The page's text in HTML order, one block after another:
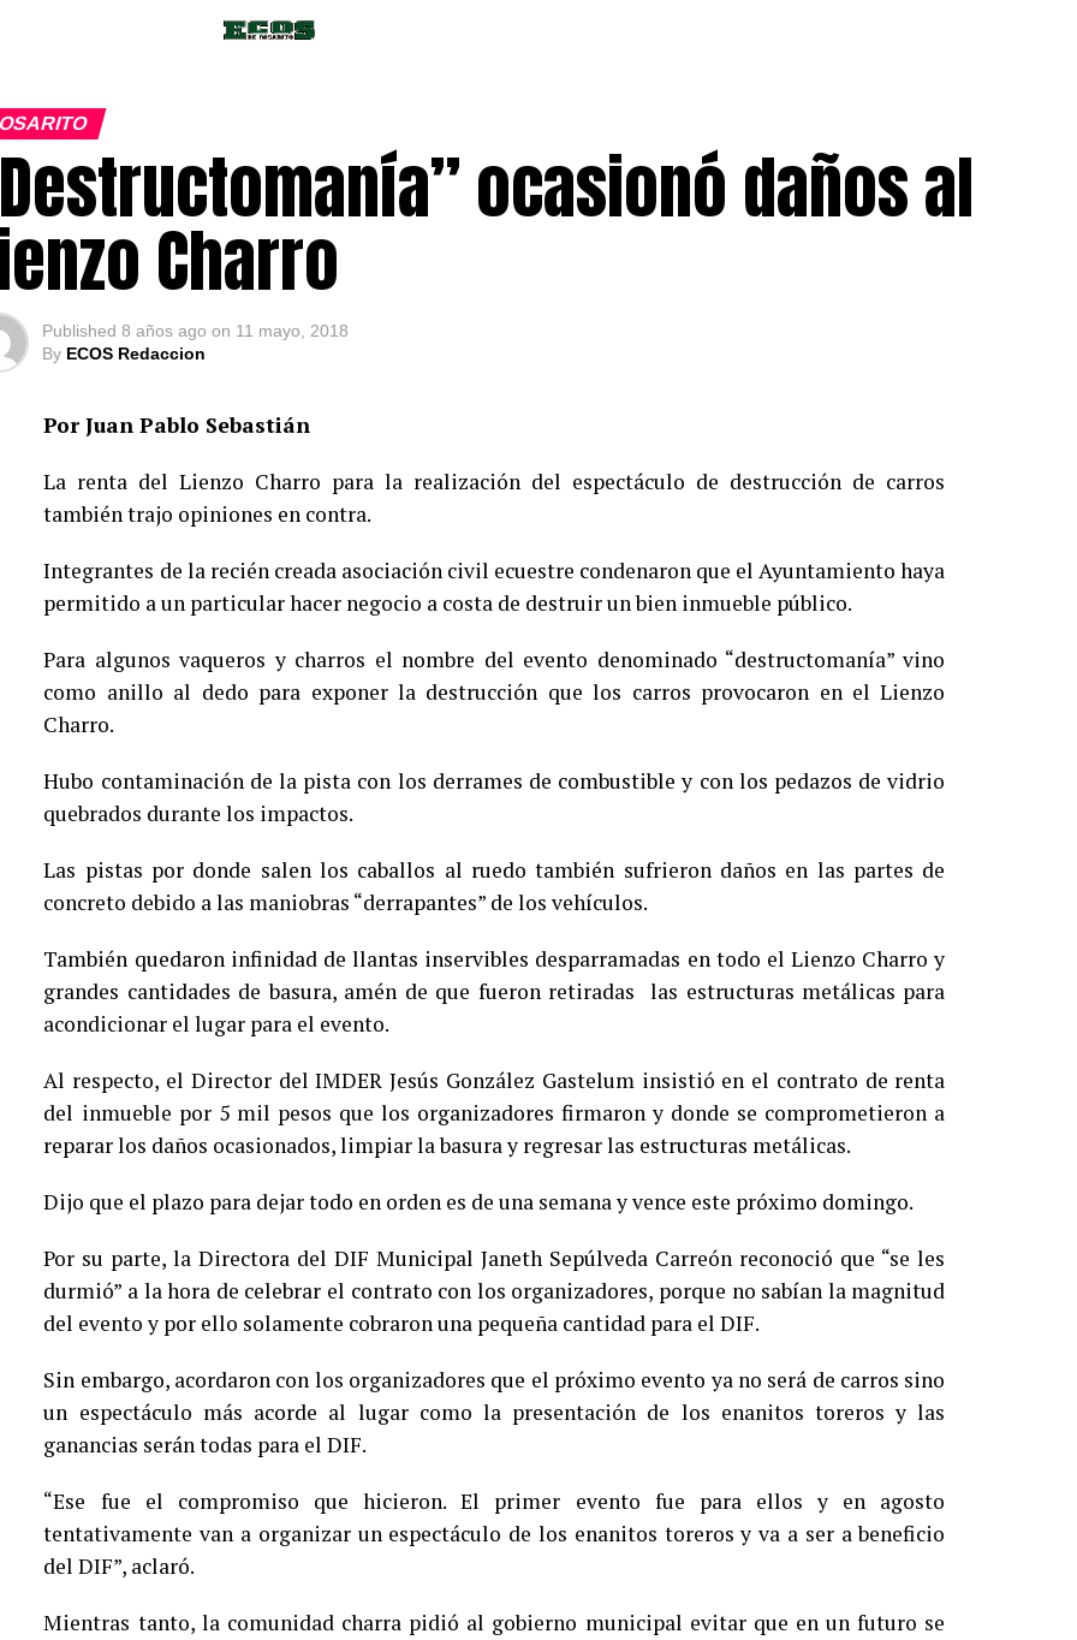
ocasionó daños al
Charro
Published 8 años ago on 11 mayo, 2018
By ECOS Redaccion
Por Juan Pablo Sebastián
La renta del Lienzo Charro para la realización del espectáculo de destrucción de carros
también trajo opiniones en contra.
Integrantes de la recién creada asociación civil ecuestre condenaron que el Ayuntamiento haya
permitido a un particular hacer negocio a costa de destruir un bien inmueble público.
Para algunos vaqueros y charros el nombre del evento denominado “destructomanía” vino
como anillo al dedo para exponer la destrucción que los carros provocaron en el Lienzo
Charro.
Hubo contaminación de la pista con los derrames de combustible y con los pedazos de vidrio
quebrados durante los impactos.
Las pistas por donde salen los caballos al ruedo también sufrieron daños en las partes de
concreto debido a las maniobras “derrapantes” de los vehículos.
También quedaron infinidad de llantas inservibles desparramadas en todo el Lienzo Charro y
grandes cantidades de basura, amén de que fueron retiradas las estructuras metálicas para
acondicionar el lugar para el evento.
Al respecto, el Director del IMDER Jesús González Gastelum insistió en el contrato de renta
del inmueble por 5 mil pesos que los organizadores firmaron y donde se comprometieron a
reparar los daños ocasionados, limpiar la basura y regresar las estructuras metálicas.
Dijo que el plazo para dejar todo en orden es de una semana y vence este próximo domingo.
Por su parte, la Directora del DIF Municipal Janeth Sepúlveda Carreón reconoció que “se les
durmió” a la hora de celebrar el contrato con los organizadores, porque no sabían la magnitud
del evento y por ello solamente cobraron una pequeña cantidad para el DIF.
Sin embargo, acordaron con los organizadores que el próximo evento ya no será de carros sino
un espectáculo más acorde al lugar como la presentación de los enanitos toreros y las
ganancias serán todas para el DIF.
“Ese fue el compromiso que hicieron. El primer evento fue para ellos y en agosto
tentativamente van a organizar un espectáculo de los enanitos toreros y va a ser a beneficio
del DIF”, aclaró.
Mientras tanto, la comunidad charra pidió al gobierno municipal evitar que en un futuro se